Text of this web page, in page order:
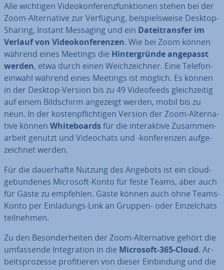
Alle wichtigen Vi­deo­kon­fe­renz­funk­tio­nen stehen bei der
Zoom-Al­ter­na­ti­ve zur Verfügung, bei­spiels­wei­se Desktop-
Sharing, Instant Messaging und ein Da­tei­trans­fer im
Verlauf von Vi­deo­kon­fe­ren­zen. Wie bei Zoom können
während eines Meetings die Hin­ter­grün­de angepasst
werden, etwa durch einen Weich­zeich­ner. Eine Te­le­fon­
ein­wahl während eines Meetings ist möglich. Es können
in der Desktop-Version bis zu 49 Vi­deo­feeds gleich­zei­tig
auf einem Bild­schirm angezeigt werden, mobil bis zu
neun. In der kos­ten­pflich­ti­gen Version der Zoom-Al­ter­na­
ti­ve können White­boardsfür die in­ter­ak­ti­ve Zu­sam­men­
ar­beit genutzt und Vi­deo­chats und -kon­fe­ren­zen auf­ge­
zeich­net werden.
Für die dau­er­haf­te Nutzung des Angebots ist ein cloud­
ge­bun­de­nes Microsoft-Konto für feste Teams, aber auch
für Gäste zu empfehlen. Gäste können auch ohne Teams-
Konto per Ein­la­dungs-Link an Gruppen- oder Ein­zel­chats
teil­neh­men.
Zu den Be­son­der­hei­ten der Zoom-Al­ter­na­ti­ve gehört die
um­fas­sen­de In­te­gra­ti­on in die Microsoft-365-Cloud. Ar­
beits­pro­zes­se pro­fi­tie­ren von dieser Ein­bin­dung und die